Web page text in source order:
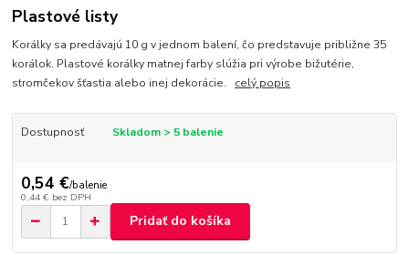
Plastové listy
Korálky sa predávajú 10 g v jednom balení, čo predstavuje približne 35
korálok. Plastové korálky matnej farby slúžia pri výrobe bižutérie,
stromčekov šťastia alebo inej dekorácie. celý popis
Dostupnosť Skladom > 5 balenie
0,54 €/balenie
0,44 € bez DPH
Pridať do košíka